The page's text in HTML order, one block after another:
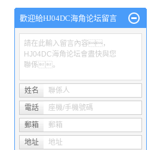
重慶 沙坪壩 渝中
Powered by 祥雲平台
歡迎給HJ04DC海角论坛留言
請在此輸入留言內容，
HJ04DC海角论坛會盡快與您
聯係。
姓名 聯係人
電話 座機/手機號碼
郵箱 郵箱
地址 地址